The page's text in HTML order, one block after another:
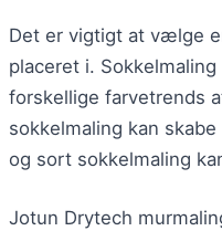
Det er vigtigt at vælge
placeret i.
forskellige farvetrends
sokkelmaling kan
og sort sokkelmaling
Jotun Drytech